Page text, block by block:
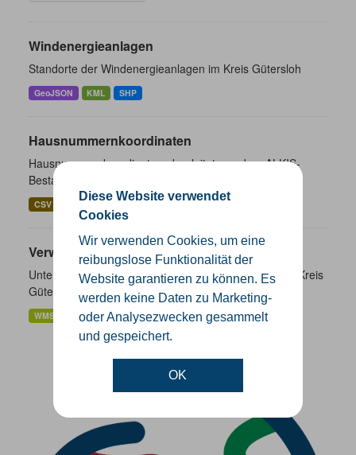
Diese Website verwendet
Cookies
Wir verwenden Cookies, um eine
reibungslose Funktionalität der
Website garantieren zu können. Es
werden keine Daten zu Marketing-
oder Analysezwecken gesammelt
und gespeichert.
OK
Windenergieanlagen
Standorte der Windenergieanlagen im Kreis Gütersloh
GeoJSON KML SHP
Hausnummernkoordinaten
Hausnummernkoordinaten abgeleitet aus dem ALKIS-
Bestand
CSV GeoJSON SHP
Verwaltungsgrenzen
Unterschiedliche Ebenen der Verwaltungsgrenzen im Kreis
Gütersloh
WMS SHP GeoJSON KML